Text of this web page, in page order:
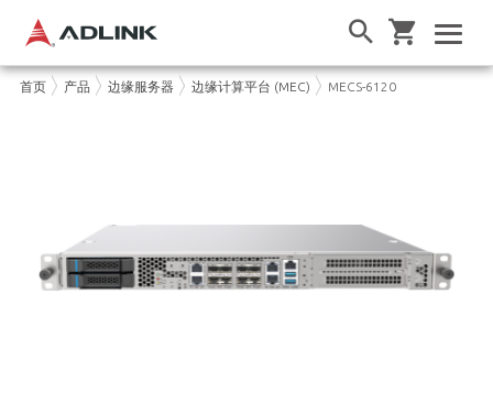
首页 产品 边缘服务器 边缘计算平台 (MEC) MECS-6120